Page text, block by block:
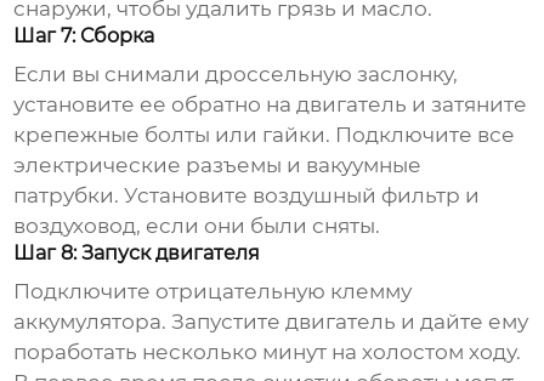
снаружи, чтобы удалить грязь и масло.
Шаг 7: Сборка
Если вы снималидроссельную заслонку,
установите ее обратно на двигатель и затяните
крепежные болты или гайки. Подключите все
электрические разъемы и вакуумные
патрубки. Установите воздушный фильтр и
воздуховод, если они были сняты.
Шаг 8: Запуск двигателя
Подключите отрицательную клемму
аккумулятора. Запустите двигатель и дайте ему
поработать несколько минут на холостом ходу.